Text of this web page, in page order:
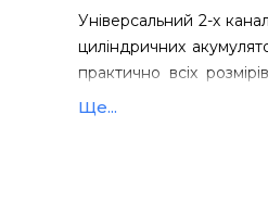
Універсальний 2-х
циліндричних
практично всіх
18650, 21700, 20700,
Ще...